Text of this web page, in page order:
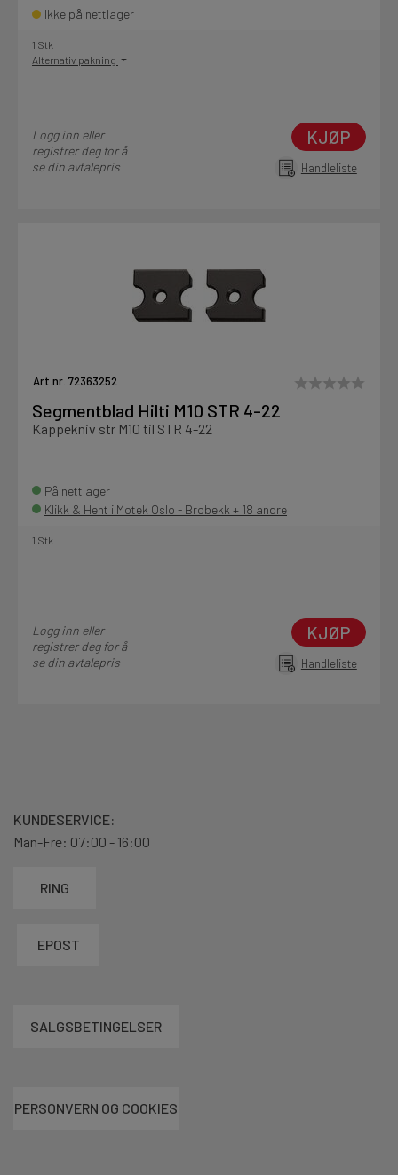
Ikke på nettlager
1 Stk
Alternativ pakning
Logg inn eller
registrer deg for å
se din avtalepris
KJØP
Handleliste
Art.nr. 72363252
Segmentblad Hilti M10 STR 4-22
Kappekniv str M10 til STR 4-22
På nettlager
Klikk & Hent i Motek Oslo - Brobekk + 18 andre
1 Stk
Logg inn eller
registrer deg for å
se din avtalepris
KJØP
Handleliste
KUNDESERVICE:
Man-Fre: 07:00 - 16:00
RING
EPOST
SALGSBETINGELSER
PERSONVERN OG COOKIES